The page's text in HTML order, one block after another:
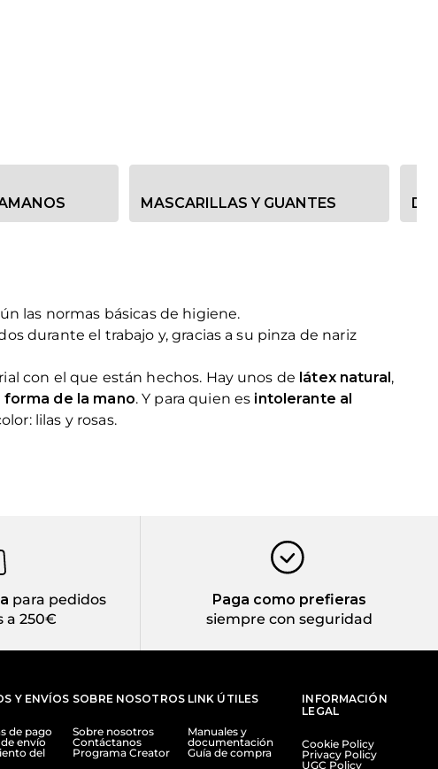
MASCARILLAS Y GUANTES
las normas básicas de higiene.
durante el trabajo y, gracias a su pinza de nariz
con el que están hechos. Hay unos de látex natural,
de la mano. Y para quien es intolerante al
lilas y rosas.
para pedidos
a 250€
Paga como prefieras
siempre con seguridad
Y ENVÍOS
de pago
envío
del
SOBRE NOSOTROS
Sobre nosotros
Contáctanos
Programa Creator
LINK ÚTILES
Manuales y
documentación
Guía de compra
INFORMACIÓN
LEGAL
Cookie Policy
Privacy Policy
UGC Policy